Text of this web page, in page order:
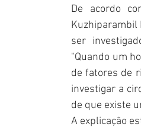
De acordo
Kuzhiparambil
ser
"Quando um
de fatores de
investigar a
de que existe
A explicação